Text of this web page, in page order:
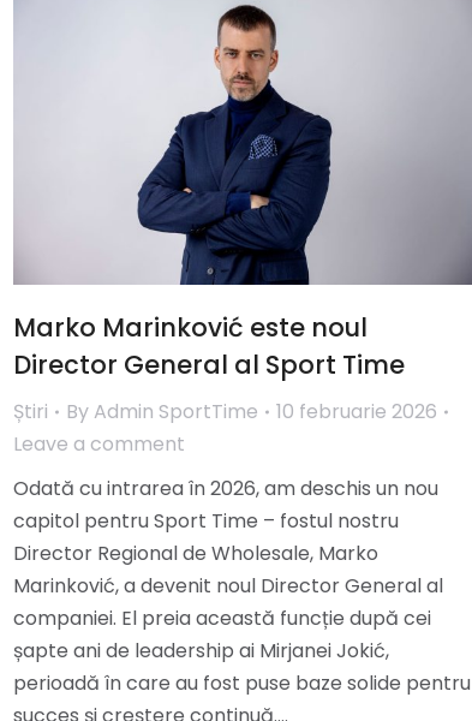
Marko Marinković este noul
Director General al Sport Time
Știri By Admin SportTime
10 februarie 2026
Leave a comment
Odată cu intrarea în 2026, am deschis un nou
capitol pentru Sport Time – fostul nostru
Director Regional de Wholesale, Marko
Marinković, a devenit noul Director General al
companiei. El preia această funcție după cei
șapte ani de leadership ai Mirjanei Jokić,
perioadă în care au fost puse baze solide pentru